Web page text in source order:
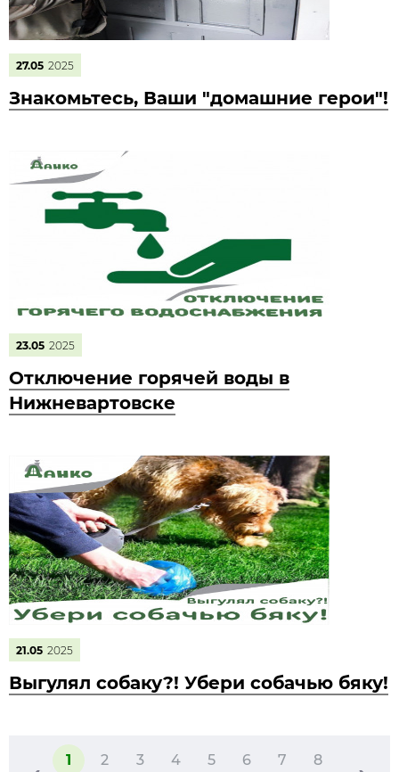
27.05 2025
Знакомьтесь, Ваши "домашние герои"!
23.05 2025
Отключение горячей воды в
Нижневартовске
21.05 2025
Выгулял собаку?! Убери собачью бяку!
1 2 3 4 5 6 7
8